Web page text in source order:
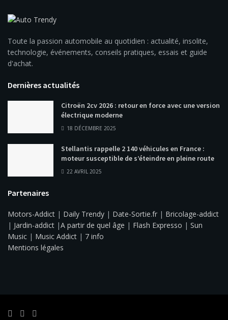
Toute la passion automobile au quotidien : actualité, insolite,
technologie, événements, conseils pratiques, essais et guide
d'achat.
Dernières actualités
Citroën 2cv 2026 : retour en force avec une version
électrique moderne
18 DÉCEMBRE 2025
Stellantis rappelle 2 140 véhicules en France :
moteur susceptible de s’éteindre en pleine route
22 AVRIL 2025
Partenaires
Motors-Addict | Daily Trendy | Date-Sortie.fr | Bricolage-addict
| Jardin-addict |A partir de quel âge | Flash Expresso | Sun
Music | Music Addict | 7 info
Mentions légales